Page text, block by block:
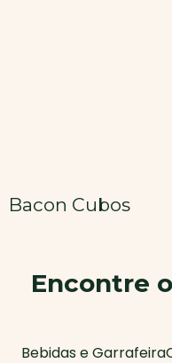
Bacon Cubos
Encontre
Bebidas e Garrafeira